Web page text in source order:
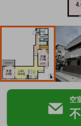
空